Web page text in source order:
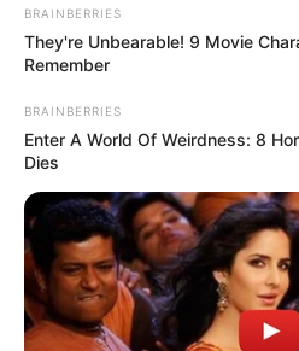
Экс-полицейского
госизмену: работал
тысяч рублей
17.04.2025, 14:22